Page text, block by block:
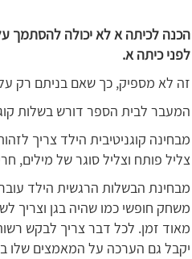
הכנה לכיתה א לא יכולה להסתמך
לפני כיתה א.
זה לא מספיק, כך שאם בניתם רק
המעבר לבית הספר דורש בשלות
מבחינה קוגניטיבית הילד צריך
צליל פותח וצליל סוגר של מילים,
מבחינת הבשלות הרגשית הילד
משחק חופשי כמו שהיה בגן וצריך
מאוד זמן. לכל דבר צריך לבקש
יקבל גם הערכה על המאמצים שלו